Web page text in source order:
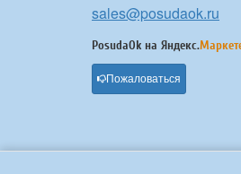
sales@posudaok.ru
PosudaOk на Яндекс.
Пожаловаться